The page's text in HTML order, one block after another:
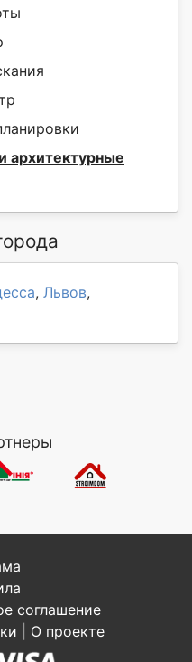
архитектурные
, Львов,
соглашение
О проекте